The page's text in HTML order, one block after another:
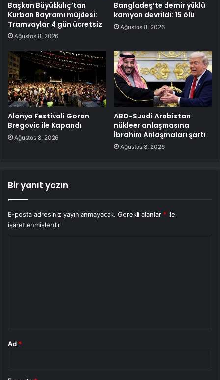
Başkan Büyükkılıç’tan
Kurban Bayramı müjdesi:
Tramvaylar 4 gün ücretsiz
Ağustos 8, 2026
Bangladeş’te demir yüklü
kamyon devrildi: 15 ölü
Ağustos 8, 2026
Alanya Festivali Goran
Bregovic ile Kapandı
Ağustos 8, 2026
ABD-Suudi Arabistan
nükleer anlaşmasına
İbrahim Anlaşmaları şartı
Ağustos 8, 2026
Bir yanıt yazın
E-posta adresiniz yayınlanmayacak. Gerekli alanlar * ile
işaretlenmişlerdir
Ad *